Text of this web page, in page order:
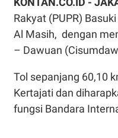
Rakyat (PUPR)
Al Masih, dengan
– Dawuan
Tol sepanjang 60,10
Kertajati dan
fungsi Bandara